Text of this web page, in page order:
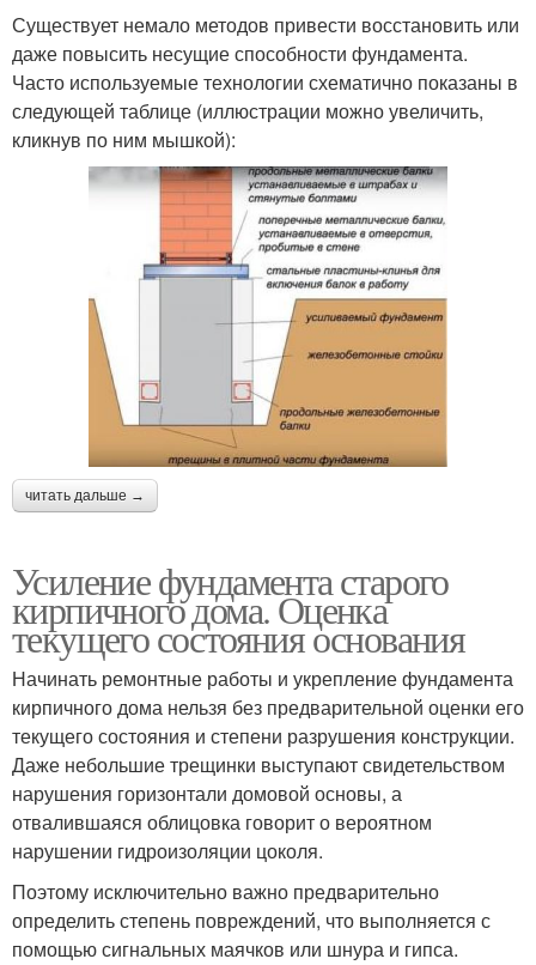
Существует немало методов привести восстановить или
даже повысить несущие способности фундамента.
Часто используемые технологии схематично показаны в
следующей таблице (иллюстрации можно увеличить,
кликнув по ним мышкой):
читать дальше →
Усиление фундамента старого
кирпичного дома. Оценка
текущего состояния основания
Начинать ремонтные работы и укрепление фундамента
кирпичного дома нельзя без предварительной оценки его
текущего состояния и степени разрушения конструкции.
Даже небольшие трещинки выступают свидетельством
нарушения горизонтали домовой основы, а
отвалившаяся облицовка говорит о вероятном
нарушении гидроизоляции цоколя.
Поэтому исключительно важно предварительно
определить степень повреждений, что выполняется с
помощью сигнальных маячков или шнура и гипса.